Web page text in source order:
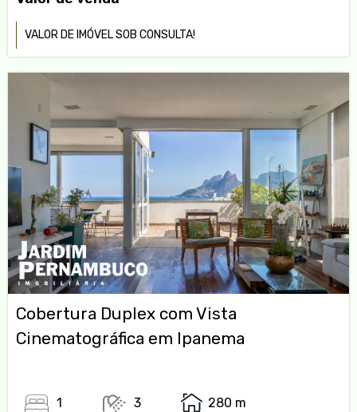
VALOR DE IMÓVEL SOB CONSULTA!
Cobertura Duplex com Vista
Cinematográfica em Ipanema
1 3 280 m